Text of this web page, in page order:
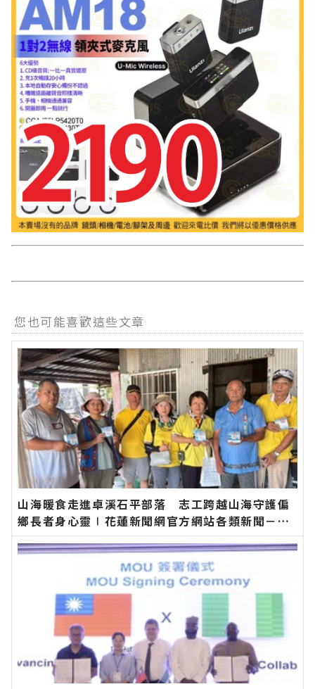
您也可能喜歡這些文章
山海暖食走進卓溪石平部落 志工跨越山海守護偏
鄉長者身心靈∣花蓮新聞網官方網站各類新聞－最
快速的今日新聞報導 最新的在地資訊！